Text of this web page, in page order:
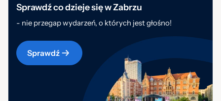
Sprawdź co dzieje się w Zabrzu
- nie przegap wydarzeń, o których jest głośno!
Sprawdź